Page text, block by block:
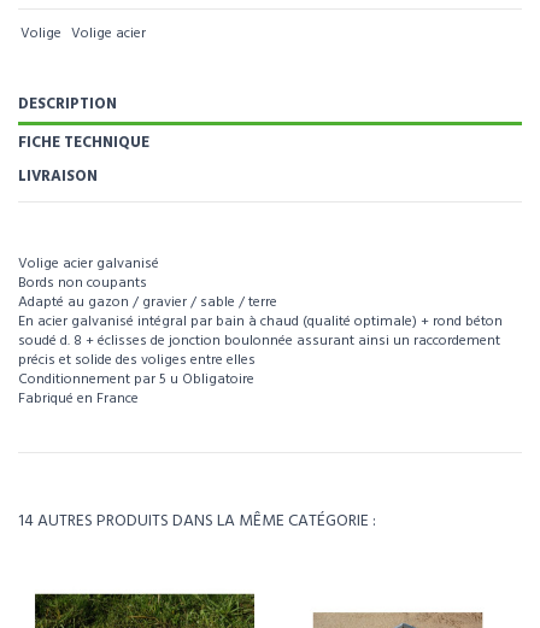
Volige Volige acier
DESCRIPTION
FICHE TECHNIQUE
LIVRAISON
Volige acier galvanisé
Bords non coupants
Adapté au gazon / gravier / sable / terre
En acier galvanisé intégral par bain à chaud (qualité optimale) + rond béton
soudé d. 8 + éclisses de jonction boulonnée assurant ainsi un raccordement
précis et solide des voliges entre elles
Conditionnement par 5 u Obligatoire
Fabriqué en France
Environ 3 à 4 semaines - À confirmer lors de la
14 AUTRES PRODUITS DANS LA MÊME CATÉGORIE :